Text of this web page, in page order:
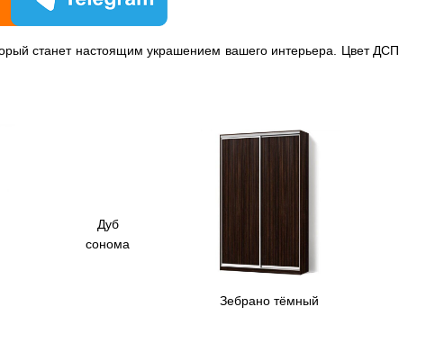
станет настоящим украшением вашего интерьера. Цвет ДСП
Дуб
сонома
Зебрано тёмный